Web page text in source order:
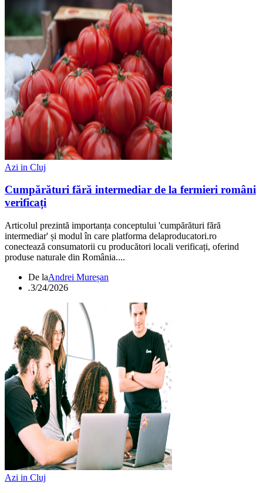
Azi in Cluj
Cumpărături fără intermediar de la fermieri români
verificați
Articolul prezintă importanța conceptului 'cumpărături fără
intermediar' și modul în care platforma delaproducatori.ro
conectează consumatorii cu producători locali verificați, oferind
produse naturale din România....
De laAndrei Mureșan
.3/24/2026
Azi in Cluj